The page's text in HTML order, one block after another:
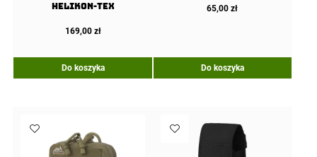
Helikon-Tex
169,00 zł
Do koszyka
65,00zł
Do koszyka